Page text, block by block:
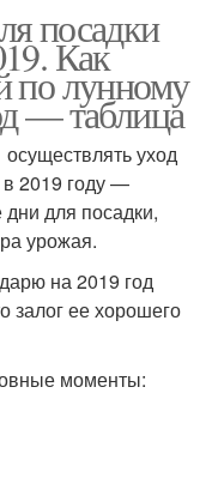
посадки
Как
по лунному
— таблица
уход
2019 году —
для посадки,
урожая.
на 2019 год
залог ее хорошего
моменты: